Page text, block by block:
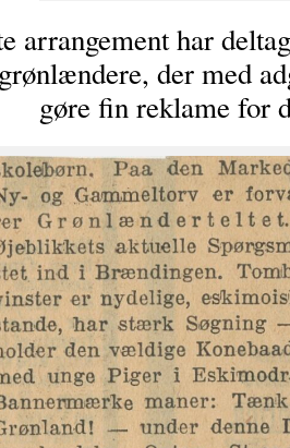
har
der med
gøre fin reklame for